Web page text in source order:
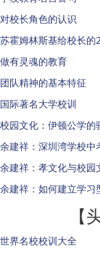
对校长角色的认识
苏霍姆林斯基给校长的
做有灵魂的教育
团队精神的基本特征
国际著名大学校训
校园文化：伊顿公学的
余建祥：深圳湾学校中
余建祥：孝文化与校园
余建祥：如何建立学习
【
世界名校校训大全